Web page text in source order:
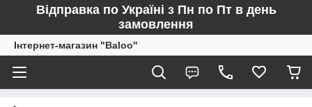
Відправка по Україні з Пн по Пт в день
замовлення
Інтернет-магазин "Baloo"